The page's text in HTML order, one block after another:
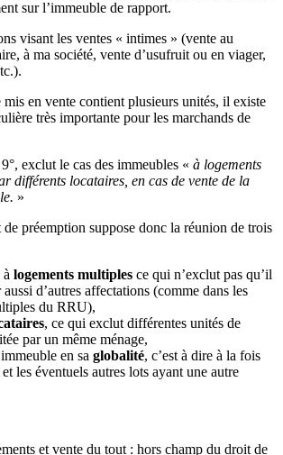
sur l’immeuble de rapport.
visant les ventes « intimes » (vente au
à ma société, vente d’usufruit ou en viager,
en vente contient plusieurs unités, il existe
très importante pour les marchands de
exclut le cas des immeubles « à logements
différents locataires, en cas de vente de la
»
préemption suppose donc la réunion de trois
logements multiples ce qui n’exclut pas qu’il
d’autres affectations (comme dans les
du RRU),
, ce qui exclut différentes unités de
par un même ménage,
en sa globalité, c’est à dire à la fois
les éventuels autres lots ayant une autre
et vente du tout : hors champ du droit de